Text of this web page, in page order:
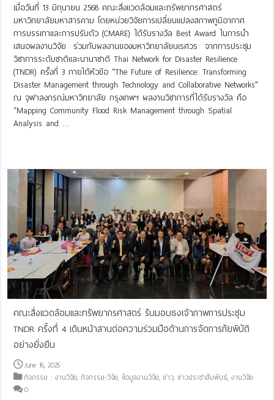
เมื่อวันที่ 13 มิถุนายน 2568 คณะสิ่งแวดล้อมและทรัพยากรศาสตร์
มหาวิทยาลัยมหาสารคาม โดยหน่วยวิจัยการเปลี่ยนแปลงสภาพภูมิอากาศ
การบรรเทาและการปรับตัว (CMARE) ได้รับรางวัล Best Award ในการนำ
เสนอผลงานวิจัย ร่วมกับผลงานของมหาวิทยาลัยนเรศวร จากการประชุม
วิชาการระดับชาติและนานาชาติ Thai Network for Disaster Resilience
(TNDR) ครั้งที่ 3 ภายใต้หัวข้อ “The Future of Resilience: Transforming
Disaster Management through Technology and Collaborative Networks”
ณ จุฬาลงกรณ์มหาวิทยาลัย กรุงเทพฯ ผลงานวิชาการที่ได้รับรางวัล คือ
“Mapping Community Flood Risk Management through Spatial
Analysis and …
คณะสิ่งแวดล้อมและทรัพยากรศาสตร์ รับมอบธงเจ้าภาพการประชุม
TNDR ครั้งที่ 4 เดินหน้าสานต่อความร่วมมือด้านการจัดการภัยพิบัติ
อย่างยั่งยืน
June 16, 2025
กิจกรรม : งานวิจัย,กิจกรรม-วิจัย,ข้อมูลงานวิจัย,ข่าว,ข่าวประชาสัมพันธ์,งานวิจัย
0